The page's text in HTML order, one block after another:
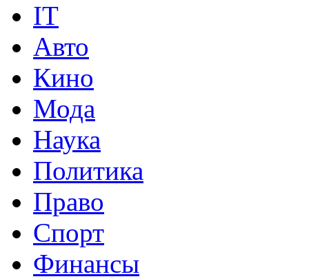
IT
Авто
Кино
Мода
Наука
Политика
Право
Спорт
Финансы